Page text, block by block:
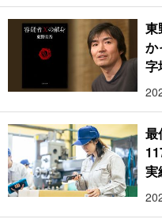
東
か
字
最
実